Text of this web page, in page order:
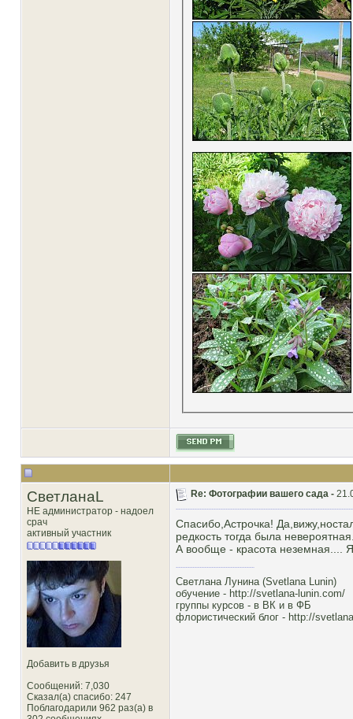
СветланаL
НЕ администратор - надоел
срач
активный участник
Добавить в друзья
Сообщений: 7,030
Сказал(а) спасибо: 247
Поблагодарили 962 раз(а) в
Re: Фотографии вашего сада -
Спасибо,Астрочка!
редкость тогда была
А вообще - красота неземная.... Я
Светлана Лунина (Svetlana Lunin)
обучение - http://svetlana-lunin.com/
группы курсов - в ВК и в ФБ
флористический блог - http://